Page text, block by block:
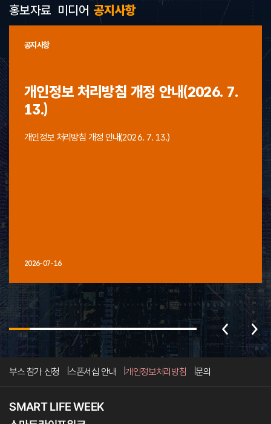
공지사항
공지사항
개인정보 처리방침 개정 안내(2026. 7.
13.)
개인정보 처리방침 개정 안내(2026. 7. 13.)
2026-07-16
홍보자료 미디어
부스 참가 신청 스폰서십 안내 개인정보처리방침 문의